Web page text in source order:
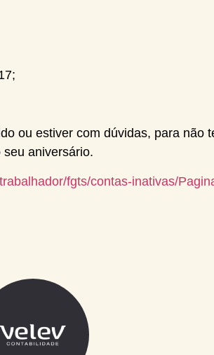
ou estiver com dúvidas, para não
aniversário.
fgts/contas-inativas/